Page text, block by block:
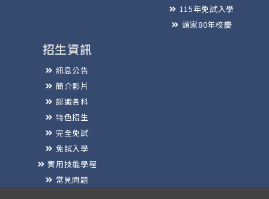
115年免試入學
頭家80年校慶
招生資訊
訊息公告
簡介影片
認識各科
特色招生
完全免試
免試入學
實用技能學程
常見問題